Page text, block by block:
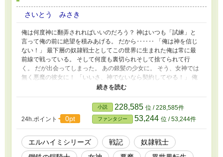
さいとう みさき
俺は何度神に翻弄されればいいのだろう？ 神はいつも「試練」と
言って俺の前に絶望を積みあげる。 だから‥‥‥ 「俺は神を信じ
ない！」 最下層の奴隷戦士としてこの世界に生まれた俺は常に最
前線で戦っている。 そして何度も裏切られそして捨てられて行
く。 だが出会ってしまった。 あの銀髪の少女に。 そう、女神では
無く悪魔の彼女に！ 「いいさ、神でないなら契約してやる！」 俺
の戦いは終わらない。 先の勇者の名もなき少女と魔王の壮絶な戦
いから三百年。 世界は女神のもとで平穏な時を過ごしていた。 し
かし北のホリゾン公国は世界の盟主となっているガレント王国に対
して独立戦争を仕掛ける。 平穏な世界は一気に乱れ始めていた。
最下層のテグ、奴隷戦士であるアインは常に前線で戦っていた。
そして彼にはこの世のものでない記憶が‥‥‥ 必死に生き延びよ
うとするアインたちの物語です。 ＊暗いお話になります。 ＊残酷
なシーンや気分が悪くなる内容が含まれます。お読みになる場合は
24h.ポイント 0pt
小説 228,585 位 / 228,585件
ファンタジー 53,244 位 / 53,244件
エルハイミシリーズ 戦記
奴隷戦士